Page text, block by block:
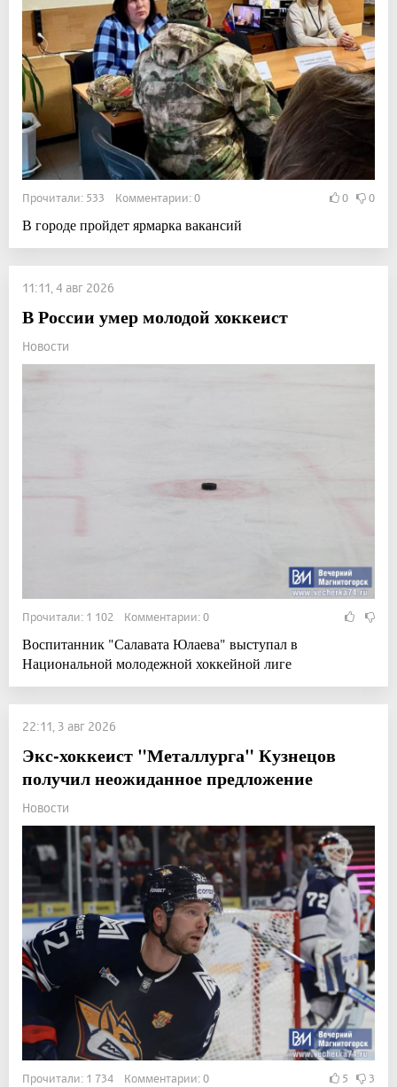
Прочитали: 533 Комментарии: 0 0 0
В городе пройдет ярмарка вакансий
11:11, 4 авг 2026
В России умер молодой хоккеист
Новости
Прочитали: 1 102 Комментарии: 0
Воспитанник "Салавата Юлаева" выступал в
Национальной молодежной хоккейной лиге
22:11, 3 авг 2026
Экс-хоккеист "Металлурга" Кузнецов
получил неожиданное предложение
Новости
Прочитали: 1 734 Комментарии: 0 5 3